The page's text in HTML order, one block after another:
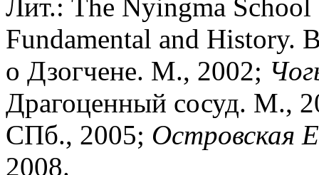
Лит.: The Nyingma
Fundamental and History.
о Дзогчене. М., 2002;
Драгоценный сосуд. М.,
СПб., 2005; Островская
2008.